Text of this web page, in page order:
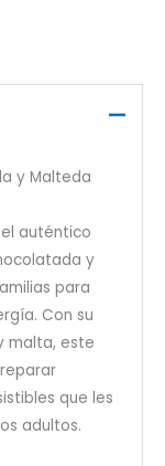
y Malteda
auténtico
y
para
Con su
malta, este
que les
adultos.